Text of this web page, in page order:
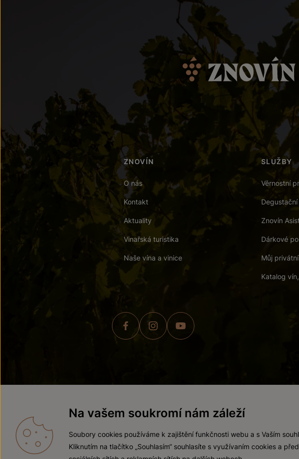
ZNOVÍN
O nás
Kontakt
Aktuality
Vinařská turistika
Naše vína a vinice
SLUŽBY
Věrnostní
Znovín
Dárkové
Můj
Katalog
Zákaz prodeje
Na vašem soukromí nám záleží
Soubory cookies používáme k zajištění funkčnosti webu a s Vaším
Kliknutím na tlačítko „Souhlasím“ souhlasíte s využívaním cookies a